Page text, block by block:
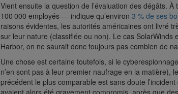
Vient ensuite la question de l’évaluation des dégâts.
100 000 employés — indique qu’environ 3 % de ses
raisons évidentes, les autorités américaines ont livré
sur leur nature (classifiée ou non). Le cas SolarWinds
Harbor, on ne saurait donc toujours pas combien de
Une chose est certaine toutefois, si le
n’en sont pas à leur premier naufrage en la matière),
précédent le plus comparable est sans doute
avaient alors été gravement compromis, après que